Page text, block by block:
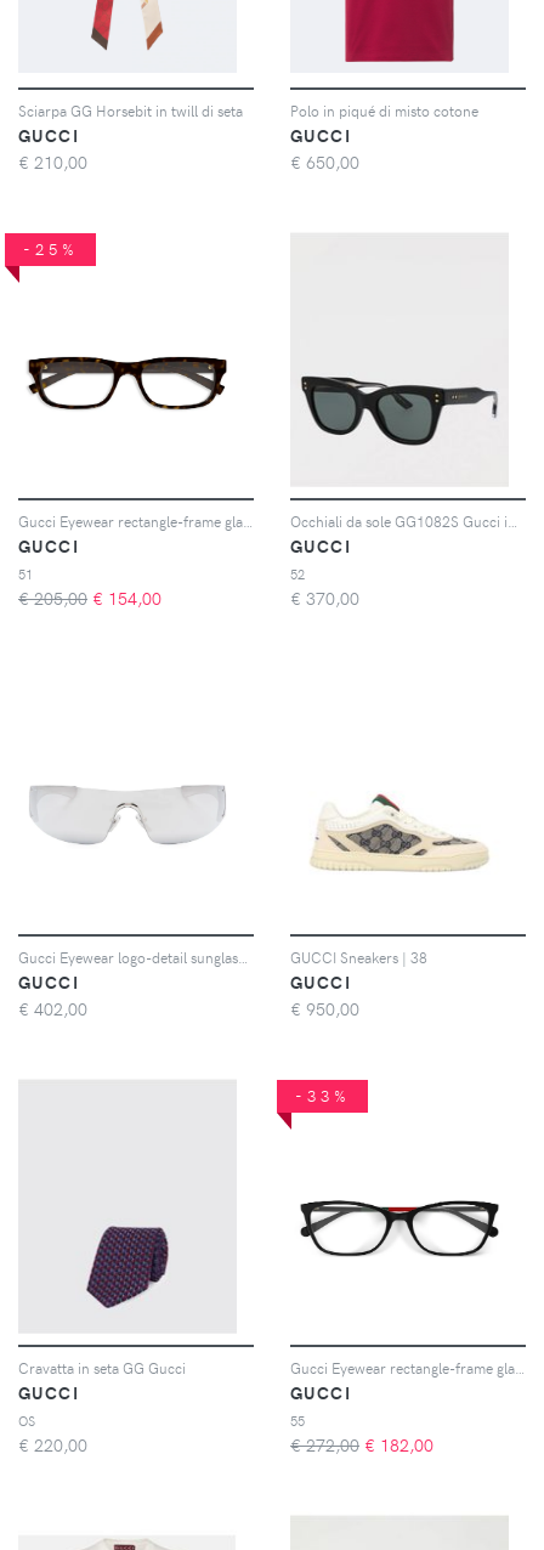
Sciarpa GG Horsebit in twill di seta
GUCCI
€ 210,00
Polo in piqué di misto cotone
GUCCI
€ 650,00
-25%
GUCCI
51
€ 205,00 € 154,00
GUCCI
52
€ 370,00
GUCCI
€ 402,00
GUCCI Sneakers | 38
GUCCI
€ 950,00
Cravatta in seta GG Gucci
GUCCI
OS
€ 220,00
-33%
GUCCI
55
€ 272,00 € 182,00